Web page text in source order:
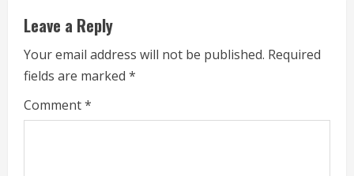
u
e
R
e
Leave a Reply
Your email address will not be published. Required
fields are marked *
Comment*